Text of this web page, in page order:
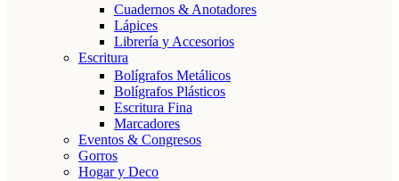
Cuadernos & Anotadores
Lápices
Librería y Accesorios
Escritura
Bolígrafos Metálicos
Bolígrafos Plásticos
Escritura Fina
Marcadores
Eventos & Congresos
Gorros
Hogar y Deco